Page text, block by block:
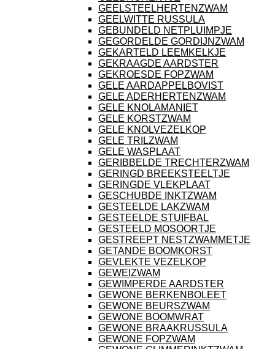
GEELSTEELHERTENZWAM
GEELWITTE RUSSULA
GEBUNDELD NETPLUIMPJE
GEGORDELDE GORDIJNZWAM
GEKARTELD LEEMKELKJE
GEKRAAGDE AARDSTER
GEKROESDE FOPZWAM
GELE AARDAPPELBOVIST
GELE ADERHERTENZWAM
GELE KNOLAMANIET
GELE KORSTZWAM
GELE KNOLVEZELKOP
GELE TRILZWAM
GELE WASPLAAT
GERIBBELDE TRECHTERZWAM
GERINGD BREEKSTEELTJE
GERINGDE VLEKPLAAT
GESCHUBDE INKTZWAM
GESTEELDE LAKZWAM
GESTEELDE STUIFBAL
GESTEELD MOSOORTJE
GESTREEPT NESTZWAMMETJE
GETANDE BOOMKORST
GEVLEKTE VEZELKOP
GEWEIZWAM
GEWIMPERDE AARDSTER
GEWONE BERKENBOLEET
GEWONE BEURSZWAM
GEWONE BOOMWRAT
GEWONE BRAAKRUSSULA
GEWONE FOPZWAM